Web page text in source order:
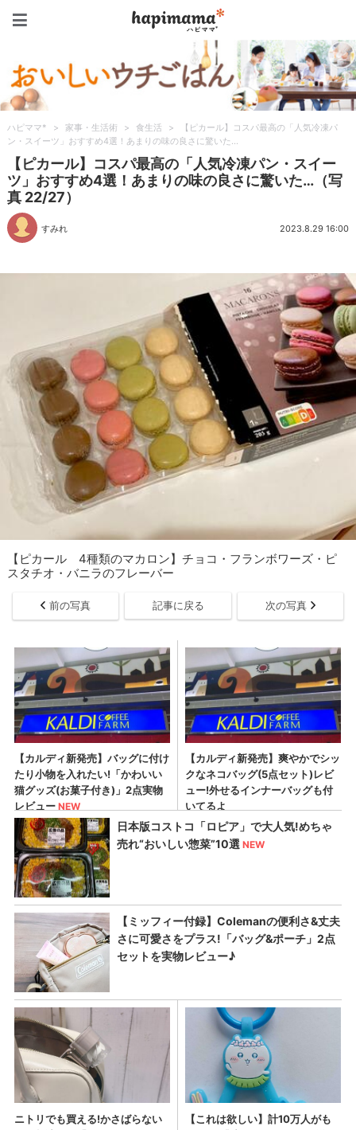
ハピママ* > 家事・生活術 > 食生活 >
【ピカール】コスパ最高の「人気冷凍パ
ン・スイーツ」おすすめ4選！あまりの味の良さに驚いた…
【ピカール】コスパ最高の「人気冷凍パン・スイー
ツ」おすすめ4選！あまりの味の良さに驚いた…（写
真 22/27）
すみれ 2023.8.29 16:00
【ピカール 4種類のマカロン】チョコ・フランボワーズ・ピ
スタチオ・バニラのフレーバー
前の写真 記事に戻る 次の写真